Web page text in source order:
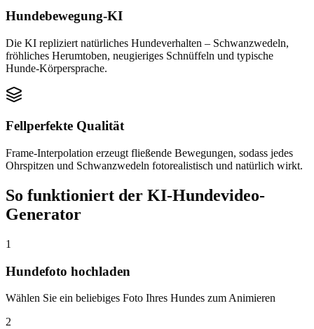
Hundebewegung-KI
Die KI repliziert natürliches Hundeverhalten – Schwanzwedeln,
fröhliches Herumtoben, neugieriges Schnüffeln und typische
Hunde-Körpersprache.
Fellperfekte Qualität
Frame-Interpolation erzeugt fließende Bewegungen, sodass jedes
Ohrspitzen und Schwanzwedeln fotorealistisch und natürlich wirkt.
So funktioniert der KI-Hundevideo-
Generator
1
Hundefoto hochladen
Wählen Sie ein beliebiges Foto Ihres Hundes zum Animieren
2